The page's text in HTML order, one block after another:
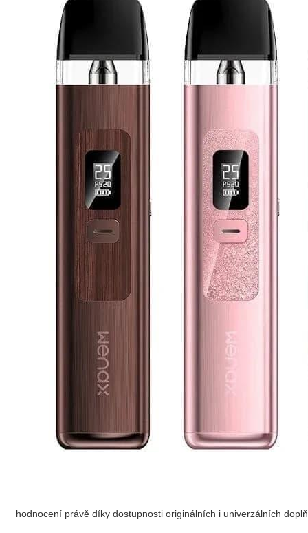
hodnocení právě díky dostupnosti originálních i univerzálních